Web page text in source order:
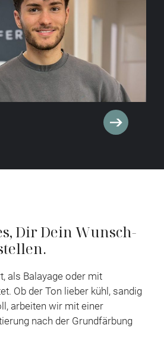
Dir Dein Wunsch-
als Balayage oder mit
Ob der Ton lieber kühl, sandig
arbeiten wir mit einer
nach der Grundfärbung